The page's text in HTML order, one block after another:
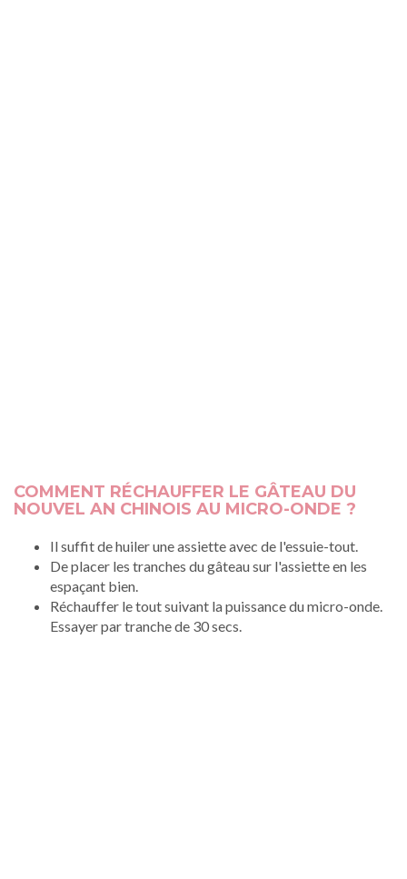
COMMENT RÉCHAUFFER LE GÂTEAU DU
NOUVEL AN CHINOIS AU MICRO-ONDE ?
Il suffit de huiler une assiette avec de l'essuie-tout.
De placer les tranches du gâteau sur l'assiette en les
espaçant bien.
Réchauffer le tout suivant la puissance du micro-onde.
Essayer par tranche de 30 secs.